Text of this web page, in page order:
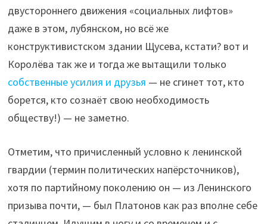
двустороннего движения «социальных лифтов»
даже в этом, лубянском, но всё же
конструктивистском здании Щусева, кстати? вот и
Королёва так же и тогда же вытащили только
собственные усилия и друзья — не сгинет тот, кто
борется, кто сознаёт свою необходимость
обществу!) — не заметно.
Отметим, что причисленный условно к ленинской
гвардии (термин политических напёрсточников),
хотя по партийному поколению он — из Ленинского
призыва почти, — был Платонов как раз вполне себе